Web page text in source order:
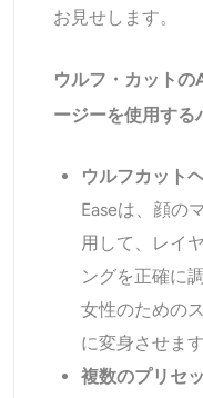
お見せします。
ウルフ・カット
ージーを使用する
ウルフカット
Easeは、顔の
用して、レイ
ングを正確に
女性のための
に変身させます
複数のプリセ